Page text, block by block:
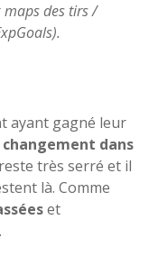
maps des tirs /
ayant gagné leur
changement dans
très serré et il
là. Comme
et